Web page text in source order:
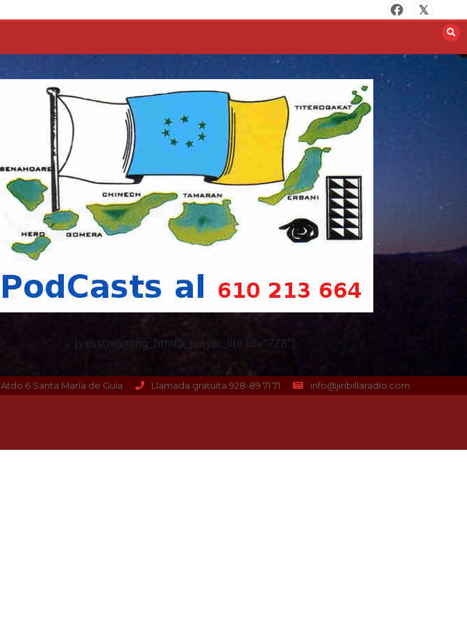
[yesstreaming_html5_player_lite id="778"]
Atdo.6 Santa María de Guía Llamada gratuita 928-89 71 71 info@jiribillaradio.com